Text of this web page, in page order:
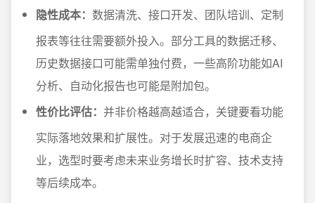
隐性成本： 数据清洗、接口开发、团队培训、定制
报表等往往需要额外投入。部分工具的数据迁移、
历史数据接口可能需单独付费，一些高阶功能如AI
分析、自动化报告也可能是附加包。
性价比评估： 并非价格越高越适合，关键要看功能
实际落地效果和扩展性。对于发展迅速的电商企
业，选型时要考虑未来业务增长时扩容、技术支持
等后续成本。